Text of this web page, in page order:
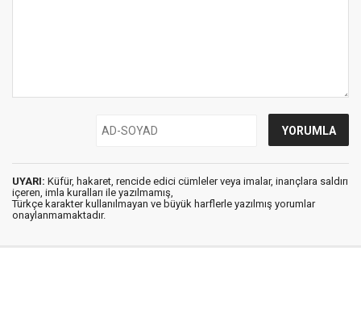
UYARI: Küfür, hakaret, rencide edici cümleler veya imalar, inançlara saldırı
içeren, imla kuralları ile yazılmamış,
Türkçe karakter kullanılmayan ve büyük harflerle yazılmış yorumlar
onaylanmamaktadır.